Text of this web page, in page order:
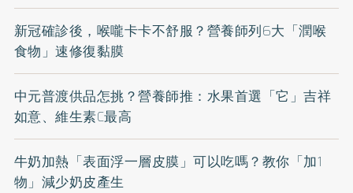
新冠確診後，喉嚨卡卡不舒服？營養師列6大「潤喉
食物」速修復黏膜
中元普渡供品怎挑？營養師推：水果首選「它」吉祥
如意、維生素C最高
牛奶加熱「表面浮一層皮膜」可以吃嗎？教你「加1
物」減少奶皮產生